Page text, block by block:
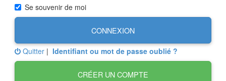
Se souvenir de moi
CONNEXION
Quitter | Identifiant ou mot de passe oublié ?
CRÉER UN COMPTE